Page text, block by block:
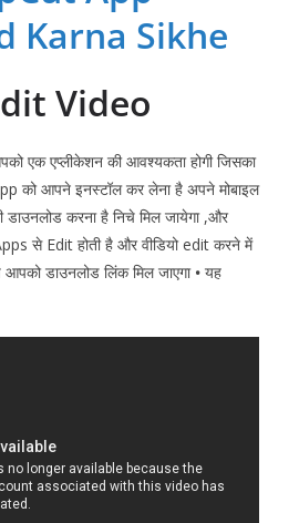
Karna Sikhe
Video
एक एप्लीकेशन की आवश्यकता होगी जिसका
को आपने इनस्टॉल कर लेना है अपने मोबाइल
करना है निचे मिल जायेगा ,और
Apps से Edit होती है और वीडियो edit करने में
आपको डाउनलोड लिंक मिल जाएगा • यह